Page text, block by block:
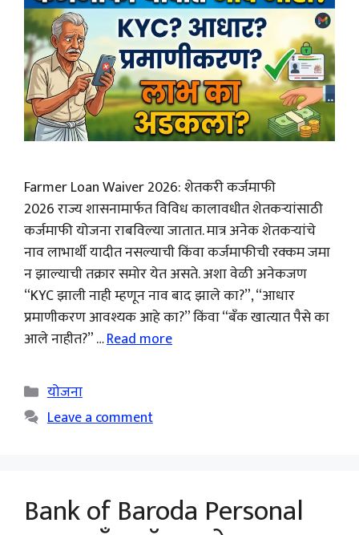
Farmer Loan Waiver 2026: शेतकरी कर्जमाफी
2026 राज्य शासनामार्फत विविध कालावधीत शेतकऱ्यांसाठी
कर्जमाफी योजना राबविल्या जातात. मात्र अनेक शेतकऱ्यांचे
नाव लाभार्थी यादीत नसल्याची किंवा कर्जमाफीची रक्कम जमा
न झाल्याची तक्रार समोर येत असते. अशा वेळी अनेकजण
“KYC झाली नाही म्हणून नाव बाद झाले का?”, “आधार
प्रमाणीकरण आवश्यक आहे का?” किंवा “बँक खात्यात पैसे का
आले नाहीत?” …Read more
Categories
योजना
Leave a comment
Bank of Baroda Personal